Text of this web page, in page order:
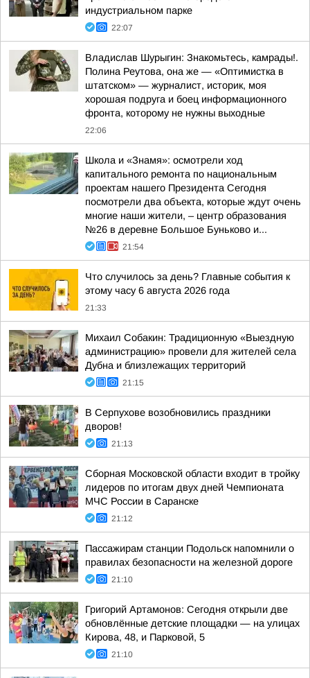
индустриальном парке
22:07
Владислав Шурыгин: Знакомьтесь, камрады!.
Полина Реутова, она же — «Оптимистка в
штатском» — журналист, историк, моя
хорошая подруга и боец информационного
фронта, которому не нужны выходные
22:06
Школа и «Знамя»: осмотрели ход
капитального ремонта по национальным
проектам нашего Президента Сегодня
посмотрели два объекта, которые ждут очень
многие наши жители, – центр образования
№26 в деревне Большое Буньково и...
21:54
Что случилось за день? Главные события к
этому часу 6 августа 2026 года
21:33
Михаил Собакин: Традиционную «Выездную
администрацию» провели для жителей села
Дубна и близлежащих территорий
21:15
В Серпухове возобновились праздники
дворов!
21:13
Сборная Московской области входит в тройку
лидеров по итогам двух дней Чемпионата
МЧС России в Саранске
21:12
Пассажирам станции Подольск напомнили о
правилах безопасности на железной дороге
21:10
Григорий Артамонов: Сегодня открыли две
обновлённые детские площадки — на улицах
Кирова, 48, и Парковой, 5
21:10